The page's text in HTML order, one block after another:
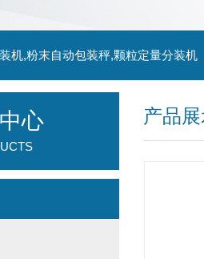
机,粉末自动包装秤,颗粒定量分装机
产品
心